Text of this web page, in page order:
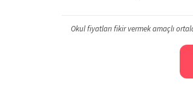
Okul fiyatları fikir vermek amaçlı